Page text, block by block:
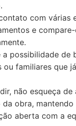
com várias
e
a possibilidade de
ou familiares que
não esqueça de
da obra, mantendo
aberta com a